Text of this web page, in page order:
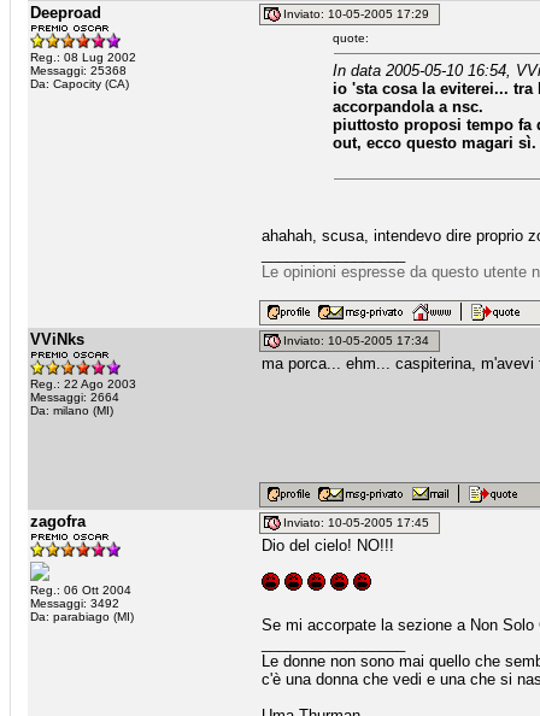
Deeproad
Reg.: 08 Lug 2002
Messaggi: 25368
Da: Capocity (CA)
Inviato: 10-05-2005 17:29
quote:
In data 2005-05-10 16:54,
io 'sta cosa la eviterei...
accorpandola a nsc.
piuttosto proposi tempo fa
out, ecco questo magari sì.
ahahah, scusa, intendevo dire proprio
Le opinioni espresse da questo utente
VViNks
Reg.: 22 Ago 2003
Messaggi: 2664
Da: milano (MI)
Inviato: 10-05-2005 17:34
ma porca... ehm... caspiterina, m'avevi
zagofra
Reg.: 06 Ott 2004
Messaggi: 3492
Da: parabiago (MI)
Inviato: 10-05-2005 17:45
Dio del cielo! NO!!!
Se mi accorpate la sezione a Non
Le donne non sono mai quello che
c'è una donna che vedi e una che si